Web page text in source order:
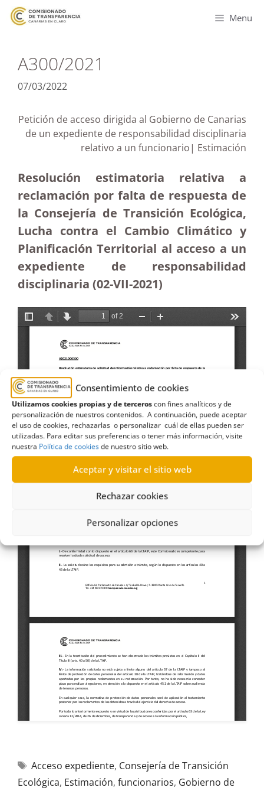
Consentimiento de cookies
Utilizamos cookies propias y de terceroscon fines analíticos y de
personalización de nuestros contenidos. A continuación, puede aceptar
el uso de cookies, rechazarlas o personalizar cuál de ellas pueden ser
utilizadas. Para editar sus preferencias o tener más información, visite
nuestra Política de cookiesde nuestro sitio web.
Aceptar y visitar el sitio web
Rechazar cookies
Personalizar opciones
Menu
A300/2021
07/03/2022
Petición de acceso dirigida al Gobierno de Canarias
de un expediente de responsabilidad disciplinaria
relativo a un funcionario| Estimación
Resolución estimatoria relativa a
reclamación por falta de respuesta de
la Consejería de Transición Ecológica,
Lucha contra el Cambio Climático y
Planificación Territorial al acceso a un
expediente de responsabilidad
disciplinaria (02-VII-2021)
Acceso expediente, Consejería de Transición
Ecológica, Estimación, funcionarios, Gobierno de